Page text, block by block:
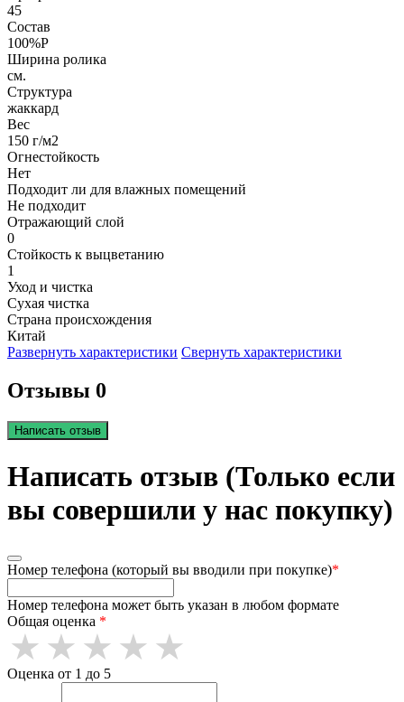
45
Состав
100%P
Ширина ролика
см.
Структура
жаккард
Вес
150 г/м2
Огнестойкость
Нет
Подходит ли для влажных помещений
Не подходит
Отражающий слой
0
Стойкость к выцветанию
1
Уход и чистка
Сухая чистка
Страна происхождения
Китай
Развернуть характеристики Свернуть характеристики
Отзывы 0
Написать отзыв
Написать отзыв (Только если
вы совершили у нас покупку)
Номер телефона (который вы вводили при покупке)*
Номер телефона может быть указан в любом формате
Общая оценка *
Оценка от 1 до 5